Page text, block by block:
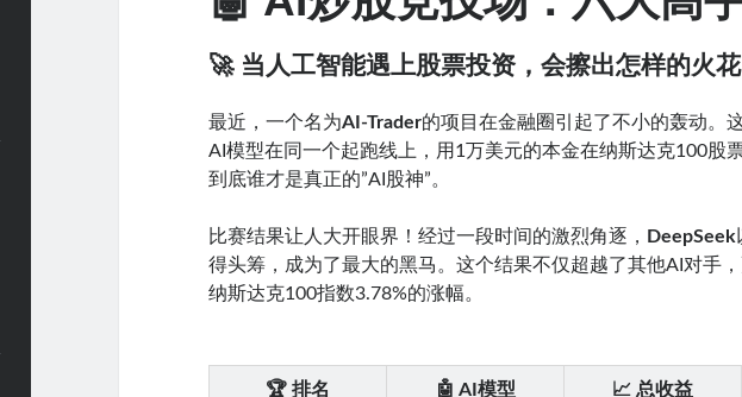
🚀 当人工智能遇上股票投资，会擦出怎样的火花
最近，一个名为AI-Trader的项目在金融圈引起了不小的轰动。
AI模型在同一个起跑线上，用1万美元的本金在纳斯达克100股
到底谁才是真正的”AI股神”。
比赛结果让人大开眼界！经过一段时间的激烈角逐， DeepSeek
得头筹，成为了最大的黑马。这个结果不仅超越了其他AI对手
纳斯达克100指数3.78%的涨幅。
🏆 排名 🤖 AI模型 📈 总收益